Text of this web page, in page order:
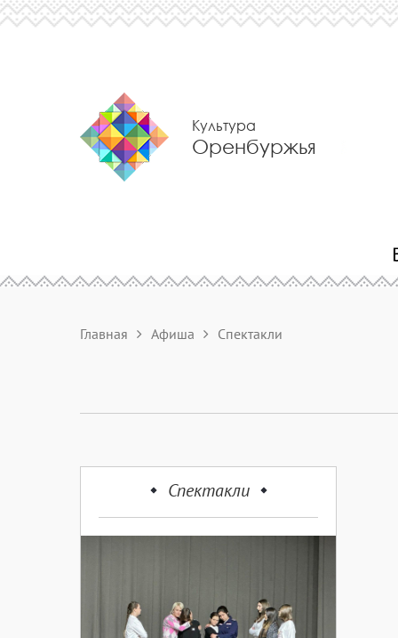
Культура
Оренбуржья
Главная Афиша Спектакли
Спектакли